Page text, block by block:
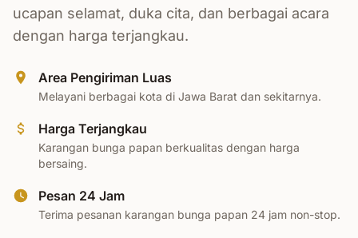
ucapan selamat, duka cita, dan berbagai acara
dengan harga terjangkau.
Area Pengiriman Luas
Melayani berbagai kota di Jawa Barat dan sekitarnya.
Harga Terjangkau
Karangan bunga papan berkualitas dengan harga
bersaing.
Pesan 24 Jam
Terima pesanan karangan bunga papan 24 jam non-stop.